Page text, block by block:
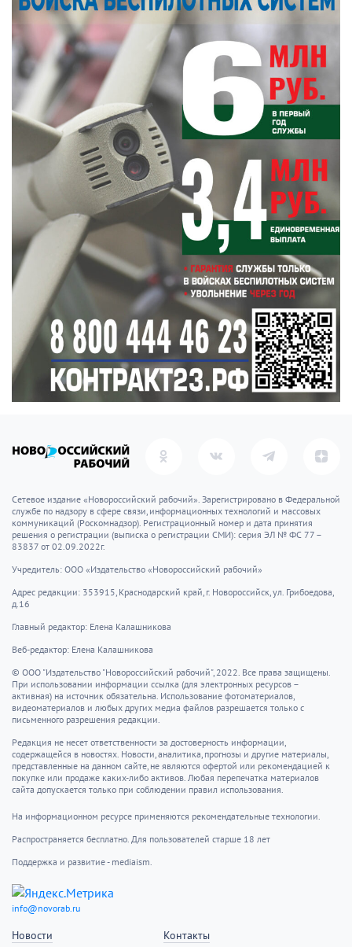
Сетевое издание «Новороссийский рабочий». Зарегистрировано в Федеральной
службе по надзору в сфере связи, информационных технологий и массовых
коммуникаций (Роскомнадзор). Регистрационный номер и дата принятия
решения о регистрации (выписка о регистрации СМИ): серия ЭЛ № ФС 77 –
83837 от 02.09.2022г.
Учредитель: ООО «Издательство «Новороссийский рабочий»
Адрес редакции: 353915, Краснодарский край, г. Новороссийск, ул. Грибоедова,
д.16
Главный редактор: Елена Калашникова
Веб-редактор: Елена Калашникова
© ООО "Издательство "Новороссийский рабочий", 2022. Все права защищены.
При использовании информации ссылка (для электронных ресурсов –
активная) на источник обязательна. Использование фотоматериалов,
видеоматериалов и любых других медиа файлов разрешается только с
письменного разрешения редакции.
Редакция не несет ответственности за достоверность информации,
содержащейся в новостях. Новости, аналитика, прогнозы и другие материалы,
представленные на данном сайте, не являются офертой или рекомендацией к
покупке или продаже каких-либо активов. Любая перепечатка материалов
сайта допускается только при соблюдении правил использования.
На информационном ресурсе применяются рекомендательные технологии.
Распространяется бесплатно. Для пользователей старше 18 лет
Поддержка и развитие - mediaism.
info@novorab.ru
Новости Контакты